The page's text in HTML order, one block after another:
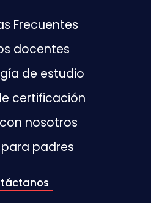
Frecuentes
docentes
de estudio
certificación
nosotros
para padres